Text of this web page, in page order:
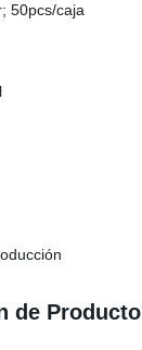
50pcs/caja
de Producto